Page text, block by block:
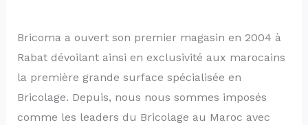
Bricoma a ouvert son premier magasin en 2004 à
Rabat dévoilant ainsi en exclusivité aux marocains
la première grande surface spécialisée en
Bricolage. Depuis, nous nous sommes imposés
comme les leaders du Bricolage au Maroc avec